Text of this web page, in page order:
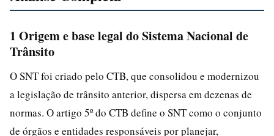
1 Origem e base legal do Sistema Nacional de
Trânsito
O SNT foi criado pelo CTB, que consolidou e modernizou
a legislação de trânsito anterior, dispersa em dezenas de
normas. O artigo 5º do CTB define o SNT como o conjunto
de órgãos e entidades responsáveis por planejar,